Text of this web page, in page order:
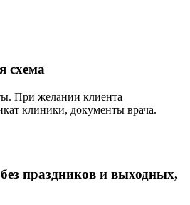
схема
При желании клиента
клиники, документы врача.
праздников и выходных,